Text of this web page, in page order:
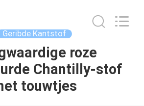
Geribde Kantstof
roze
Chantilly-stof
touwtjes